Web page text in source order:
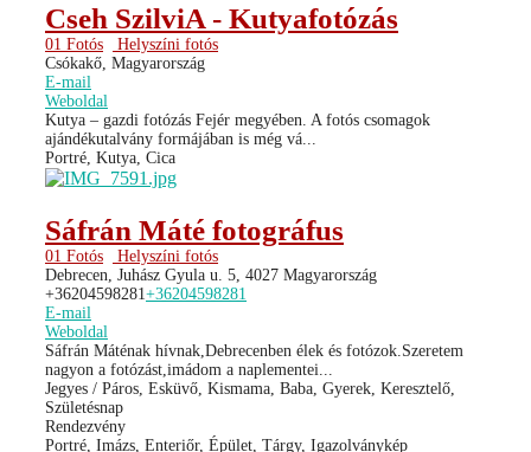
Cseh SzilviA - Kutyafotózás
01 Fotós
Helyszíni fotós
Csókakő, Magyarország
E-mail
Weboldal
Kutya – gazdi fotózás Fejér megyében. A fotós csomagok
ajándékutalvány formájában is még vá...
Portré, Kutya, Cica
Sáfrán Máté fotográfus
01 Fotós
Helyszíni fotós
Debrecen, Juhász Gyula u. 5, 4027 Magyarország
+36204598281 +36204598281
E-mail
Weboldal
Sáfrán Máténak hívnak,Debrecenben élek és fotózok.Szeretem
nagyon a fotózást,imádom a naplementei...
Jegyes / Páros, Esküvő, Kismama, Baba, Gyerek, Keresztelő,
Születésnap
Rendezvény
Portré, Imázs, Enteriőr, Épület, Tárgy, Igazolványkép